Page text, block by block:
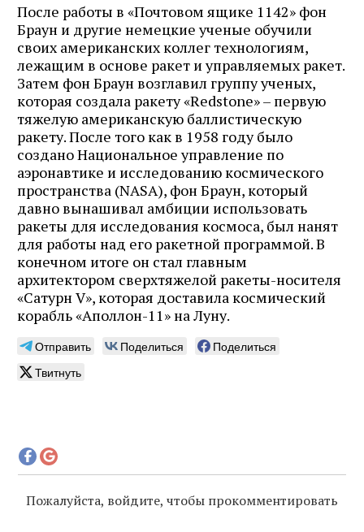
После работы в «Почтовом ящике 1142» фон
Браун и другие немецкие ученые обучили
своих американских коллег технологиям,
лежащим в основе ракет и управляемых ракет.
Затем фон Браун возглавил группу ученых,
которая создала ракету «Redstone» – первую
тяжелую американскую баллистическую
ракету. После того как в 1958 году было
создано Национальное управление по
аэронавтике и исследованию космического
пространства (NASA), фон Браун, который
давно вынашивал амбиции использовать
ракеты для исследования космоса, был нанят
для работы над его ракетной программой. В
конечном итоге он стал главным
архитектором сверхтяжелой ракеты-носителя
«Сатурн V», которая доставила космический
корабль «Аполлон-11» на Луну.
Отправить Поделиться
Поделиться
Твитнуть
Пожалуйста, войдите, чтобы прокомментировать